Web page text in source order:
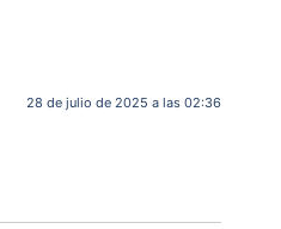
28 de julio de 2025 a las 02:36